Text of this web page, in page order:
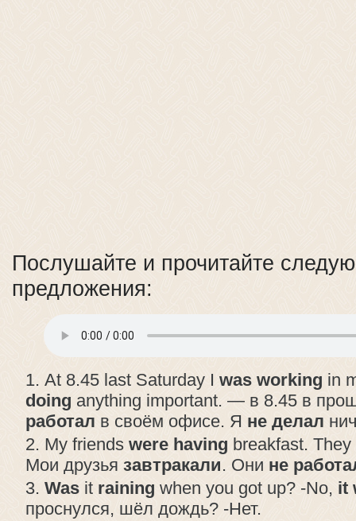
Послушайте и прочитайте
предложения:
At 8.45 last Saturday I was working in
doing anything important. — в 8.45 в
работал в своём офисе. Я не делал
My friends were having breakfast. They
Мои друзья завтракали. Они не
Was it raining when you got up? -No, it
проснулся, шёл дождь? -Нет.